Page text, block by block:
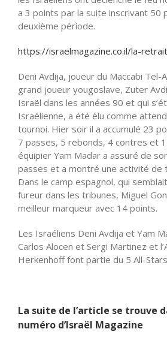
a 3 points par la suite inscrivant 50
deuxième période.
https://israelmagazine.co.il/la-
Deni Avdija, joueur du Maccabi Tel-
grand joueur yougoslave, Zuter
Israël dans les années 90 et qui
Israélienne, a été élu comme
tournoi. Hier soir il a accumulé 23
7 passes, 5 rebonds, 4 contres et
équipier Yam Madar a assuré de
passes et a montré une activité de
Dans le camp espagnol, qui
fureur dans les tribunes, Miguel
meilleur marqueur avec 14 points.
Les Israéliens Deni Avdija et Yam
Carlos Alocen et Sergi Martinez et
Herkenhoff font partie du 5 All-
La suite de l’article se trouve
numéro d’Israël Magazine